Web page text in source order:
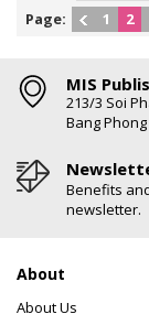
Page:
1 2
MIS
213/3 Soi
Bang
Benefits
newsletter.
About
About Us